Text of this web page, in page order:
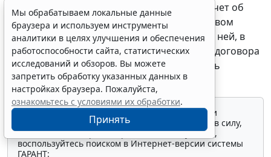
В рамках такой поддержки составляется отчет об
исследованиях, проводимых под руководством
ведущих ученых. Установлена его форма. В ней, в
частности, необходимо указать реквизиты договора
о выделении гранта, направление и область
исследований, исполнителей.
Для просмотра актуального текста документа и
получения полной информации о вступлении в силу,
изменениях и порядке применения документа,
воспользуйтесь поиском в Интернет-версии системы
ГАРАНТ:
Мы обрабатываем локальные данные
браузера и используем инструменты
аналитики в целях улучшения и обеспечения
работоспособности сайта, статистических
исследований и обзоров. Вы можете
запретить обработку указанных данных в
настройках браузера. Пожалуйста,
ознакомьтесь с условиями их обработки.
Принять